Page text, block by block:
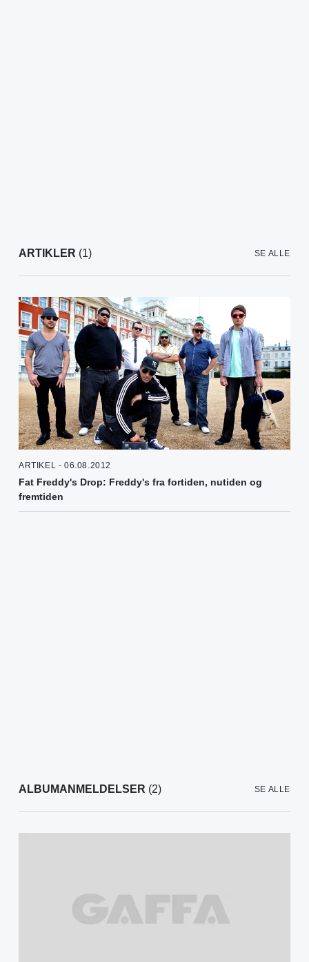
ARTIKLER (1) SE ALLE
ARTIKEL - 06.08.2012
Fat Freddy's Drop: Freddy's fra fortiden, nutiden og
fremtiden
ALBUMANMELDELSER (2) SE ALLE